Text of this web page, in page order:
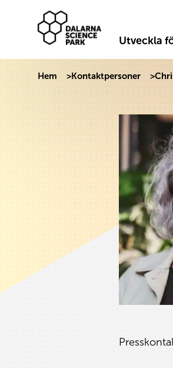
Hoppa till innehåll
Dalarna Science Park
Utveckla
Hem >Kontaktpersoner >